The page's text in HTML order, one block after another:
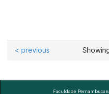
< previous
Faculdade